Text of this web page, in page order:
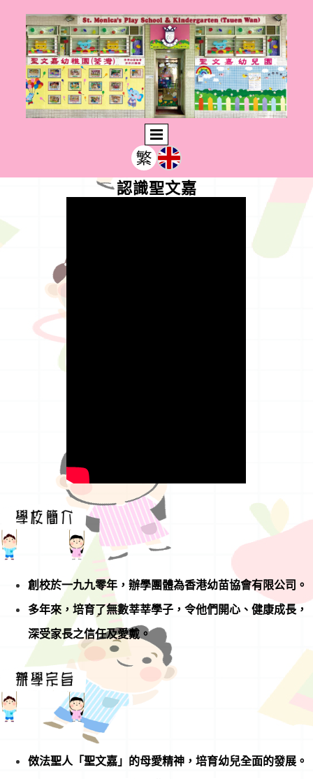
認識聖文嘉
創校於一九九零年，辦學團體為香港幼苗協會有限公司。
多年來，培育了無數莘莘學子，令他們開心、健康成長，
深受家長之信任及愛戴。
傚法聖人「聖文嘉」的母愛精神，培育幼兒全面的發展。